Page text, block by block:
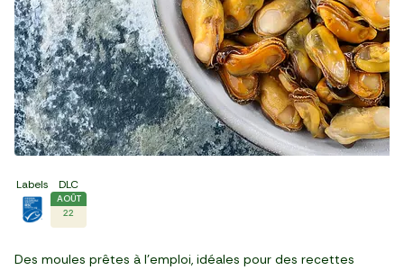
Labels DLC
AOÛT
22
Des moules prêtes à l’emploi, idéales pour des recettes